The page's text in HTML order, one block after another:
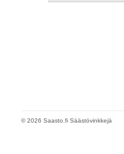
© 2026 Saasto.fi Säästövinkkejä